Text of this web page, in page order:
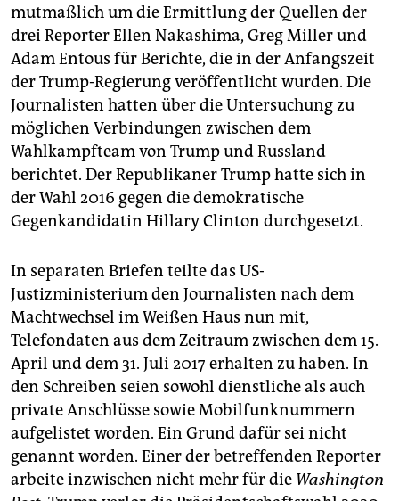
mutmaßlich um die Ermittlung der Quellen der
drei Reporter Ellen Nakashima, Greg Miller und
Adam Entous für Berichte, die in der Anfangszeit
der Trump-Regierung veröffentlicht wurden. Die
Journalisten hatten über die Untersuchung zu
möglichen Verbindungen zwischen dem
Wahlkampfteam von Trump und Russland
berichtet. Der Republikaner Trump hatte sich in
der Wahl 2016 gegen die demokratische
Gegenkandidatin Hillary Clinton durchgesetzt.
In separaten Briefen teilte das US-
Justizministerium den Journalisten nach dem
Machtwechsel im Weißen Haus nun mit,
Telefondaten aus dem Zeitraum zwischen dem 15.
April und dem 31. Juli 2017 erhalten zu haben. In
den Schreiben seien sowohl dienstliche als auch
private Anschlüsse sowie Mobilfunknummern
aufgelistet worden. Ein Grund dafür sei nicht
genannt worden. Einer der betreffenden Reporter
arbeite inzwischen nicht mehr für die Washington